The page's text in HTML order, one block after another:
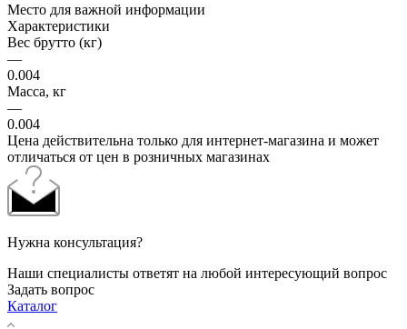
Место для важной информации
Характеристики
Вес брутто (кг)
—
0.004
Масса, кг
—
0.004
Цена действительна только для интернет-магазина и может
отличаться от цен в розничных магазинах
Нужна консультация?
Наши специалисты ответят на любой интересующий вопрос
Задать вопрос
Каталог